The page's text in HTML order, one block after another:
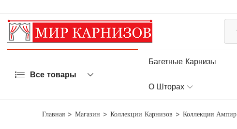
Все товары
Багетные Карнизы
О Шторах
Главная Магазин Коллекции Карнизов Коллекция Ампир